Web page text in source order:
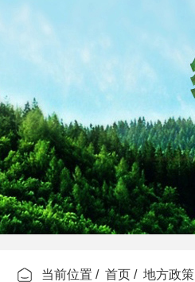
当前位置 / 首页 / 地方政策